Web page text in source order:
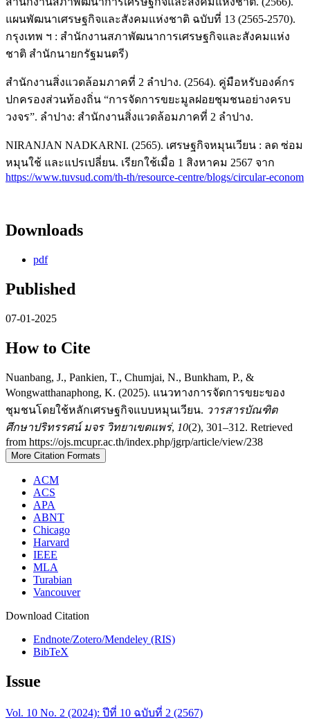
แผนพัฒนาเศรษฐกิจและสังคมแห่งชาติ ฉบับที่ 13 (2565-2570).
กรุงเทพ ฯ : สำนักงานสภาพัฒนาการเศรษฐกิจและสังคมแห่ง
ชาติ สำนักนายกรัฐมนตรี)
สำนักงานสิ่งแวดล้อมภาคที่ 2 ลำปาง. (2564). คู่มือหรับองค์กร
ปกครองส่วนท้องถิ่น “การจัดการขยะมูลฝอยชุมชนอย่างครบ
วงจร”. ลำปาง: สำนักงานสิ่งแวดล้อมภาคที่ 2 ลำปาง.
NIRANJAN NADKARNI. (2565). เศรษฐกิจหมุนเวียน : ลด ซ่อม
หมุนใช้ และแปรเปลี่ยน. เรียกใช้เมื่อ 1 สิงหาคม 2567 จาก
https://www.tuvsud.com/th-th/resource-centre/blogs/circular-econom
Downloads
pdf
Published
07-01-2025
How to Cite
Nuanbang, J., Pankien, T., Chumjai, N., Bunkham, P., &
Wongwatthanaphong, K. (2025). แนวทางการจัดการขยะของ
ชุมชนโดยใช้หลักเศรษฐกิจแบบหมุนเวียน. วารสารบัณฑิต
ศึกษาปริทรรศน์ มจร วิทยาเขตแพร่, 10(2), 301–312. Retrieved
from https://ojs.mcupr.ac.th/index.php/jgrp/article/view/238
More Citation Formats
ACM
ACS
APA
ABNT
Chicago
Harvard
IEEE
MLA
Turabian
Vancouver
Download Citation
Endnote/Zotero/Mendeley (RIS)
BibTeX
Issue
Vol. 10 No. 2 (2024): ปีที่ 10 ฉบับที่ 2 (2567)